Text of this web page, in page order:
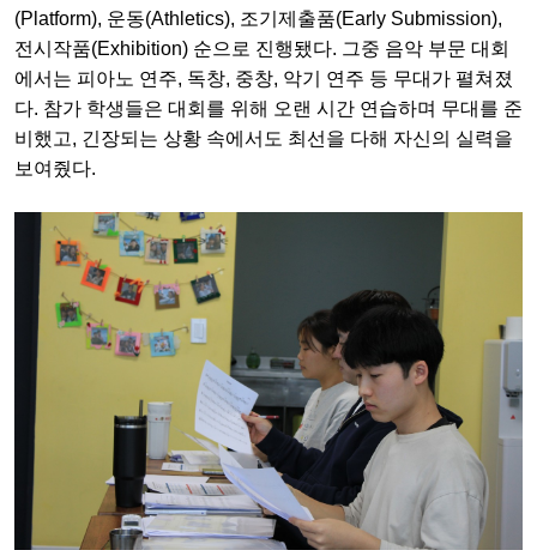
(Platform), 운동(Athletics), 조기제출품(Early Submission),
전시작품(Exhibition) 순으로 진행됐다. 그중 음악 부문 대회
에서는 피아노 연주, 독창, 중창, 악기 연주 등 무대가 펼쳐졌
다. 참가 학생들은 대회를 위해 오랜 시간 연습하며 무대를 준
비했고, 긴장되는 상황 속에서도 최선을 다해 자신의 실력을
보여줬다.